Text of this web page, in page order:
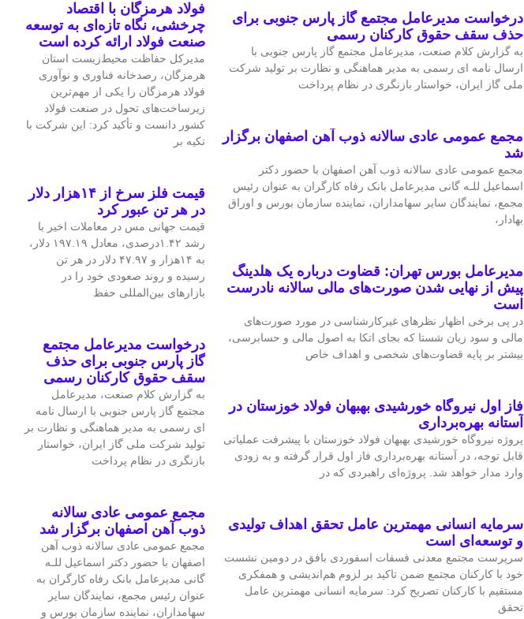
درخواست مدیرعامل مجتمع گاز پارس جنوبی برای
حذف سقف حقوق کارکنان رسمی
به گزارش کلام صنعت، مدیرعامل مجتمع گاز پارس جنوبی با
ارسال نامه ای رسمی به مدیر هماهنگی و نظارت بر تولید شرکت
ملی گاز ایران، خواستار بازنگری در نظام پرداخت
مجمع عمومی عادی سالانه ذوب آهن اصفهان برگزار
شد
مجمع عمومی عادی سالانه ذوب آهن اصفهان با حضور دکتر
اسماعیل للـه گانی مدیرعامل بانک رفاه کارگران به عنوان رئیس
مجمع، نمایندگان سایر سهامداران، نماینده سازمان بورس و اوراق
بهادار،
مدیرعامل بورس تهران: قضاوت درباره یک هلدینگ
پیش از نهایی شدن صورت‌های مالی سالانه نادرست
است
در پی برخی اظهار نظرهای غیرکارشناسی در مورد صورت‌های
مالی و سود زیان شستا که بجای اتکا به اصول مالی و حسابرسی،
بیشتر بر پایه قضاوت‌‌های شخصی و اهداف خاص
فاز اول نیروگاه خورشیدی بهبهان فولاد خوزستان در
آستانه بهره‌برداری
پروژه نیروگاه خورشیدی بهبهان فولاد خوزستان با پیشرفت عملیاتی
قابل‌ توجه، در آستانه بهره‌برداری فاز اول قرار گرفته و به‌ زودی
وارد مدار خواهد شد. پروژه‌ای راهبردی که در
سرمایه انسانی مهمترین عامل تحقق اهداف تولیدی
و توسعه‌ای است
سرپرست مجتمع معدنی فسفات اسفوردی بافق در دومین نشست
خود با کارکنان مجتمع ضمن تاکید بر لزوم هم‌اندیشی و همفکری
مستقیم با کارکنان تصریح کرد: سرمایه انسانی مهمترین عامل
تحقق
فولاد هرمزگان با اقتصاد
چرخشی، نگاه تازه‌ای به توسعه
صنعت فولاد ارائه کرده است
مدیرکل حفاظت محیط‌زیست استان
هرمزگان، رصدخانه فناوری و نوآوری
فولاد هرمزگان را یکی از مهم‌ترین
زیرساخت‌های تحول در صنعت فولاد
کشور دانست و تأکید کرد: این شرکت با
تکیه بر
قیمت فلز سرخ از ۱۴هزار دلار
در هر تن عبور کرد
قیمت جهانی مس در معاملات اخیر با
رشد ۱.۴۲درصدی، معادل ۱۹۷.۱۹ دلار،
به ۱۴هزار و ۴۷.۹۷ دلار در هر تن
رسیده و روند صعودی خود را در
بازارهای بین‌المللی حفظ
درخواست مدیرعامل مجتمع
گاز پارس جنوبی برای حذف
سقف حقوق کارکنان رسمی
به گزارش کلام صنعت، مدیرعامل
مجتمع گاز پارس جنوبی با ارسال نامه
ای رسمی به مدیر هماهنگی و نظارت بر
تولید شرکت ملی گاز ایران، خواستار
بازنگری در نظام پرداخت
مجمع عمومی عادی سالانه
ذوب آهن اصفهان برگزار شد
مجمع عمومی عادی سالانه ذوب آهن
اصفهان با حضور دکتر اسماعیل للـه
گانی مدیرعامل بانک رفاه کارگران به
عنوان رئیس مجمع، نمایندگان سایر
سهامداران، نماینده سازمان بورس و